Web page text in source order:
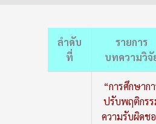
ลำดับ
ที่
รายการ
บทความวิจั
“การศึกษาก
ปรับพฤติกร
ความรับผิดช